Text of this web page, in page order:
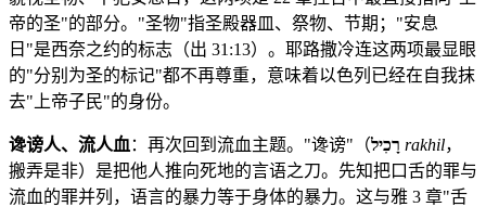
帝的圣"的部分。"圣物"指圣殿器皿、祭物、节期；"安息
日"是西奈之约的标志（出 31:13）。耶路撒冷连这两项最显眼
的"分别为圣的标记"都不再尊重，意味着以色列已经在自我抹
去"上帝子民"的身份。
谗谤人、流人血 ：再次回到流血主题。"谗谤"（רָכִיל rakhil，
搬弄是非）是把他人推向死地的言语之刀。先知把口舌的罪与
流血的罪并列，语言的暴力等于身体的暴力。这与雅 3 章"舌